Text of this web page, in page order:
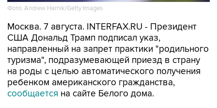
Фото: Andrew Harnik/Getty Images
Москва. 7 августа. INTERFAX.RU - Президент
США Дональд Трамп подписал указ,
направленный на запрет практики "родильного
туризма", подразумевающей приезд в страну
на роды с целью автоматического получения
ребенком американского гражданства,
сообщается на сайте Белого дома.